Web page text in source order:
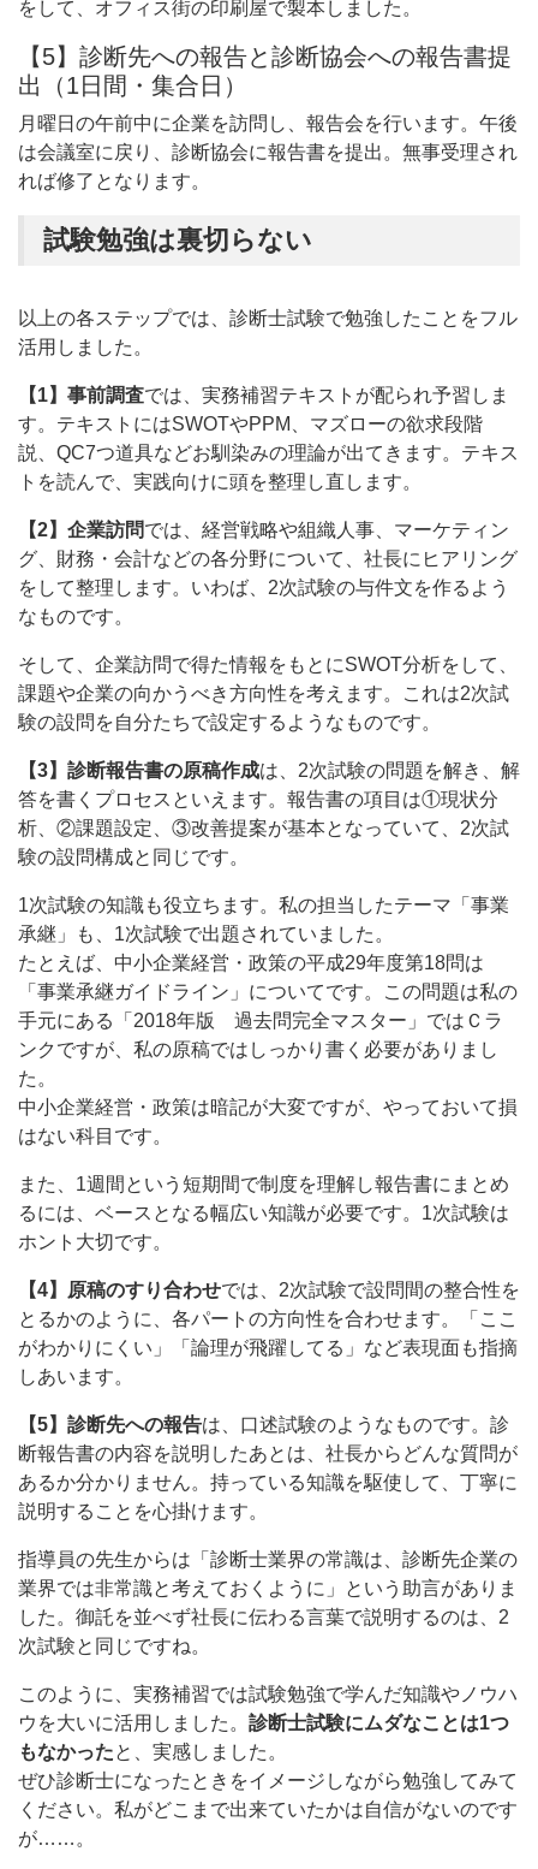
をして、オフィス街の印刷屋で製本しました。
【5】診断先への報告と診断協会への報告書提
出（1日間・集合日）
月曜日の午前中に企業を訪問し、報告会を行います。午後
は会議室に戻り、診断協会に報告書を提出。無事受理され
れば修了となります。
試験勉強は裏切らない
以上の各ステップでは、診断士試験で勉強したことをフル
活用しました。
【1】事前調査では、実務補習テキストが配られ予習しま
す。テキストにはSWOTやPPM、マズローの欲求段階
説、QC7つ道具などお馴染みの理論が出てきます。テキス
トを読んで、実践向けに頭を整理し直します。
【2】企業訪問では、経営戦略や組織人事、マーケティン
グ、財務・会計などの各分野について、社長にヒアリング
をして整理します。いわば、2次試験の与件文を作るよう
なものです。
そして、企業訪問で得た情報をもとにSWOT分析をして、
課題や企業の向かうべき方向性を考えます。これは2次試
験の設問を自分たちで設定するようなものです。
【3】診断報告書の原稿作成は、2次試験の問題を解き、解
答を書くプロセスといえます。報告書の項目は①現状分
析、②課題設定、③改善提案が基本となっていて、2次試
験の設問構成と同じです。
1次試験の知識も役立ちます。私の担当したテーマ「事業
承継」も、1次試験で出題されていました。
たとえば、中小企業経営・政策の平成29年度第18問は
「事業承継ガイドライン」についてです。この問題は私の
手元にある「2018年版 過去問完全マスター」ではＣラ
ンクですが、私の原稿ではしっかり書く必要がありまし
た。
中小企業経営・政策は暗記が大変ですが、やっておいて損
はない科目です。
また、1週間という短期間で制度を理解し報告書にまとめ
るには、ベースとなる幅広い知識が必要です。1次試験は
ホント大切です。
【4】原稿のすり合わせでは、2次試験で設問間の整合性を
とるかのように、各パートの方向性を合わせます。「ここ
がわかりにくい」「論理が飛躍してる」など表現面も指摘
しあいます。
【5】診断先への報告は、口述試験のようなものです。診
断報告書の内容を説明したあとは、社長からどんな質問が
あるか分かりません。持っている知識を駆使して、丁寧に
説明することを心掛けます。
指導員の先生からは「診断士業界の常識は、診断先企業の
業界では非常識と考えておくように」という助言がありま
した。御託を並べず社長に伝わる言葉で説明するのは、2
次試験と同じですね。
このように、実務補習では試験勉強で学んだ知識やノウハ
ウを大いに活用しました。 診断士試験にムダなことは1つ
もなかったと、実感しました。
ぜひ診断士になったときをイメージしながら勉強してみて
ください。私がどこまで出来ていたかは自信がないのです
が……。